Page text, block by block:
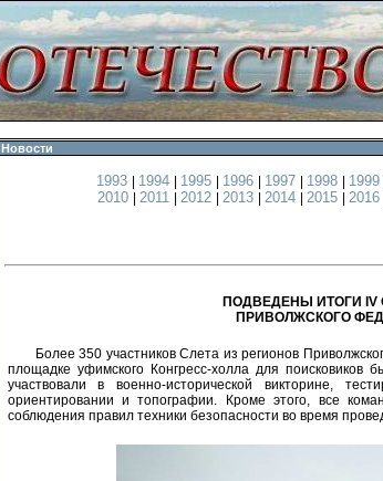
Новости
1993 1994 1995 1996 1997 1998 1999
2010
2011 2012 2013 2014 2015 2016
ПОДВЕДЕНЫ ИТОГИ
ПРИВОЛЖСКОГО
Более 350 участников Слета из регионов
площадке уфимского Конгресс-холла для поисковиков
участвовали в военно-исторической викторине,
ориентировании и топографии. Кроме этого, все
соблюдения правил техники безопасности во время